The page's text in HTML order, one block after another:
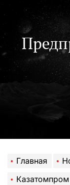
содержимому
Главная
Казатомпром включает